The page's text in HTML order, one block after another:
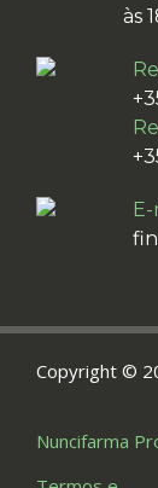
às
E-
Nuncifarma
Copyright ©